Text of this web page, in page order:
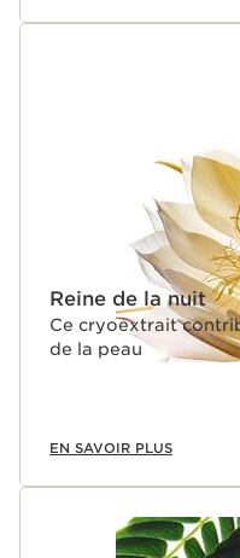
Reine de la nuit
Ce cryoextrait
de la peau
EN SAVOIR PLUS